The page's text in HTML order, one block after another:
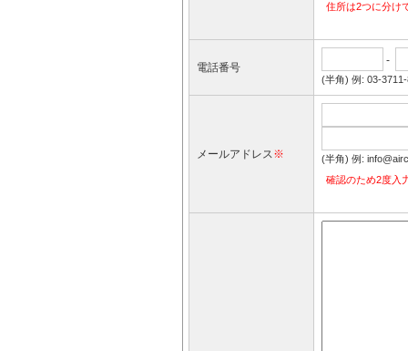
住所は2つに分け
電話番号
-
(半角) 例: 03-
メールアドレス※
(半角) 例:
確認のため2度入